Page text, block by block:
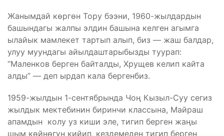
Жанымдай көргөн Тору бээни, 1960-жылдардын
башындагы жалпы элдин башына келген агымга
ылайык мамлекет тартып алып, биз — жаш балдар,
улуу муундагы айылдаштарыбызды туурап:
“Маленков берген байталды, Хрущев келип кайта
алды” — деп ырдап кала бергенбиз.
1959-жылдын 1-сентябрында Чоң Кызыл-Суу сегиз
жылдык мектебинин биринчи классына, Майраш
апамдын колу уз киши эле, тигип берген жаңы
шым көйнөгүн кийип, кездемеден тигип берген